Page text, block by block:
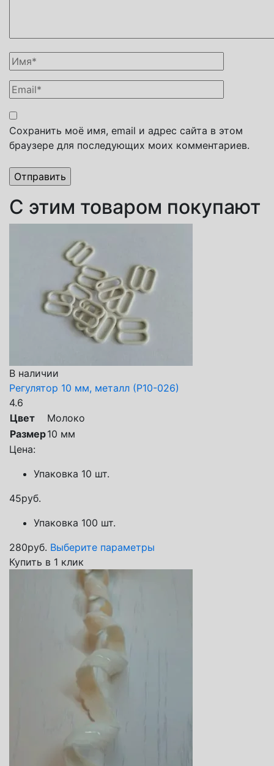
Сохранить моё имя, email и адрес сайта в этом
браузере для последующих моих комментариев.
С этим товаром покупают
В наличии
Регулятор 10 мм, металл (Р10-026)
4.6
Цвет
Молоко
Размер10 мм
Цена:
Упаковка 10 шт.
45руб.
Упаковка 100 шт.
280руб. Выберите параметры
Купить в 1 клик